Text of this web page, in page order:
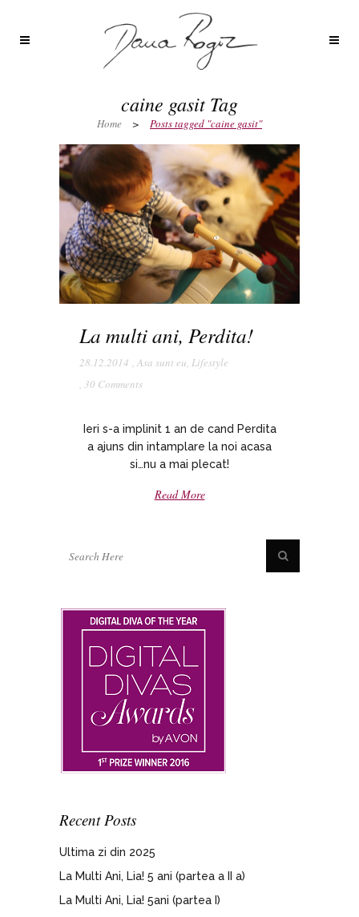
caine gasit Tag
Home > Posts tagged "caine gasit"
La multi ani, Perdita!
28.12.2014 , Asa sunt eu, Lifestyle
, 30 Comments
Ieri s-a implinit 1 an de cand Perdita
a ajuns din intamplare la noi acasa
si…nu a mai plecat!
Read More
Recent Posts
Ultima zi din 2025
La Multi Ani, Lia! 5 ani (partea a II a)
La Multi Ani, Lia! 5ani (partea I)